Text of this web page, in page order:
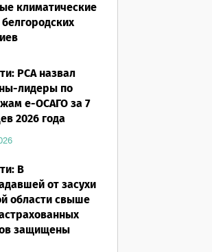
климатические
РСА назвал
лидеры по
е-ОСАГО за 7
2026 года
В
от засухи
области свыше
защищены